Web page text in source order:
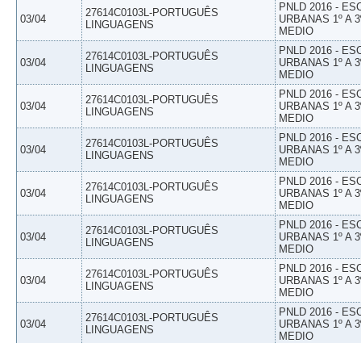
03/04
27614C0103L-PORTUGUÊS
LINGUAGENS
PNLD 2016 -
URBANAS 1º A
MEDIO
03/04
27614C0103L-PORTUGUÊS
LINGUAGENS
PNLD 2016 -
URBANAS 1º A
MEDIO
03/04
27614C0103L-PORTUGUÊS
LINGUAGENS
PNLD 2016 -
URBANAS 1º A
MEDIO
03/04
27614C0103L-PORTUGUÊS
LINGUAGENS
PNLD 2016 -
URBANAS 1º A
MEDIO
03/04
27614C0103L-PORTUGUÊS
LINGUAGENS
PNLD 2016 -
URBANAS 1º A
MEDIO
03/04
27614C0103L-PORTUGUÊS
LINGUAGENS
PNLD 2016 -
URBANAS 1º A
MEDIO
03/04
27614C0103L-PORTUGUÊS
LINGUAGENS
PNLD 2016 -
URBANAS 1º A
MEDIO
03/04
27614C0103L-PORTUGUÊS
LINGUAGENS
PNLD 2016 -
URBANAS 1º A
MEDIO